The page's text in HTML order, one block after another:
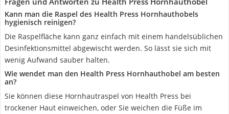
Kann man die Raspel des Health Press Hornhauthobels
hygienisch reinigen?
Die Raspelfläche kann ganz einfach mit einem handelsüblichen
Desinfektionsmittel abgewischt werden. So lässt sie sich mit
wenig Aufwand sauber halten.
Wie wendet man den Health Press Hornhauthobel am besten
an?
Sie können diese Hornhautraspel von Health Press bei
trockener Haut einweichen, oder Sie weichen die Füße im